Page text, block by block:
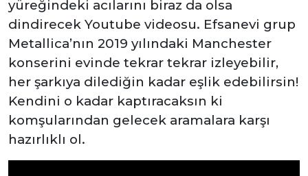
yüreğindeki acılarını biraz da olsa
dindirecek Youtube videosu. Efsanevi grup
Metallica’nın 2019 yılındaki Manchester
konserini evinde tekrar tekrar izleyebilir,
her şarkıya dilediğin kadar eşlik edebilirsin!
Kendini o kadar kaptıracaksın ki
komşularından gelecek aramalara karşı
hazırlıklı ol.